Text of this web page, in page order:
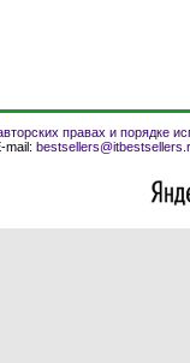
правах и порядке
mail: